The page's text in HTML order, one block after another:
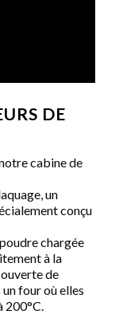
DE
cabine de
un
conçu
chargée
à la
de
four où elles